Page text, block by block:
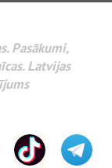
Pasākumi,
Latvijas